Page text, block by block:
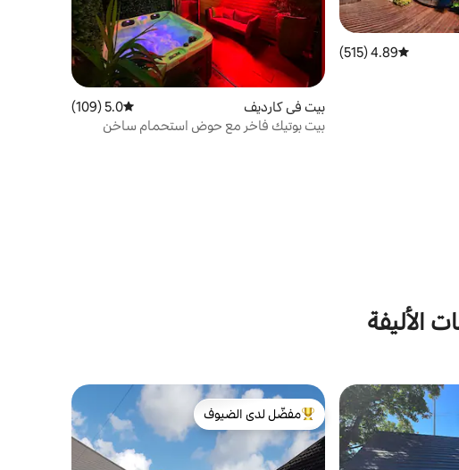
متوسط التقييم 4.89 من 5، 515 مراجعات
4.89 (515)
بيت في كارديف متوسط التقييم 5.0 من 5، 109 مراجعات
5.0 (109)
بيت بوتيك فاخر مع حوض استحمام ساخن
الأليفة
الضيوف من أبرز البيوت المفضّلة لدى الضيوف
مفضّل لدى الضيوف